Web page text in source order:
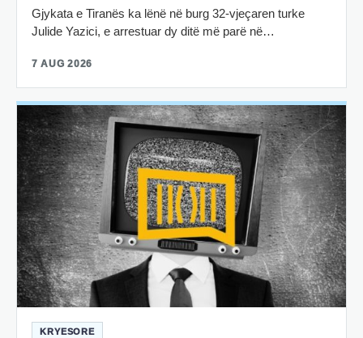
Gjykata e Tiranës ka lënë në burg 32-vjeçaren turke
Julide Yazici, e arrestuar dy ditë më parë në…
7 AUG 2026
KRYESORE